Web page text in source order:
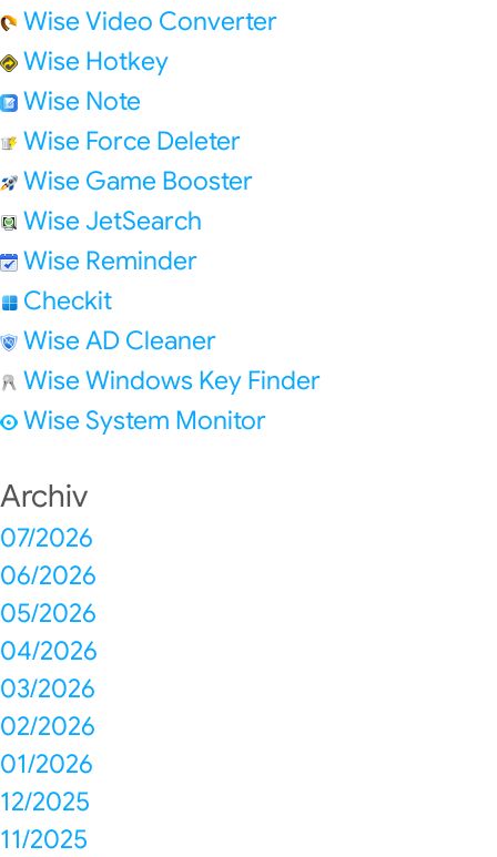
Wise Video Converter
Wise Hotkey
Wise Note
Wise Force Deleter
Wise Game Booster
Wise JetSearch
Wise Reminder
Checkit
Wise AD Cleaner
Wise Windows Key Finder
Wise System Monitor
Archiv
07/2026
06/2026
05/2026
04/2026
03/2026
02/2026
01/2026
12/2025
11/2025